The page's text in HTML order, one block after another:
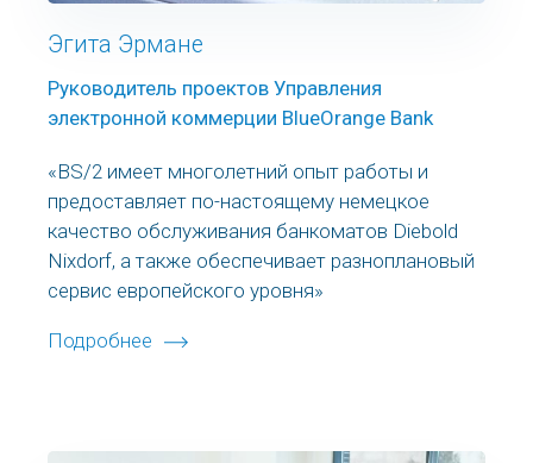
Эгита Эрмане
Руководитель проектов Управления
электронной коммерции BlueOrange Bank
«BS/2 имеет многолетний опыт работы и
предоставляет по-настоящему немецкое
качество обслуживания банкоматов Diebold
Nixdorf, а также обеспечивает разноплановый
сервис европейского уровня»
Подробнее